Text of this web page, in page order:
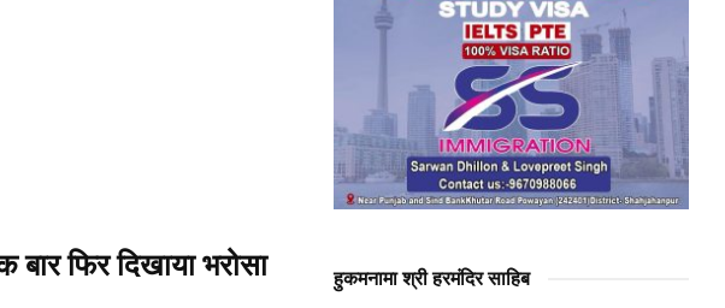
बार फिर दिखाया भरोसा हुकमनामा श्री हरमंदिर साहिब